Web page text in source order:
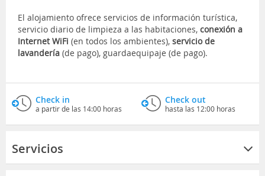
El alojamiento ofrece servicios de información turística,
servicio diario de limpieza a las habitaciones, conexión a
Internet WiFi (en todos los ambientes), servicio de
lavandería (de pago), guardaequipaje (de pago).
Check in
a partir de las 14:00 horas
Check out
hasta las 12:00 horas
Servicios